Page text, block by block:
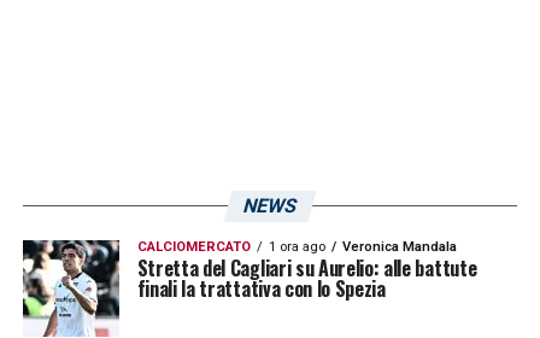
NEWS
CALCIOMERCATO 1 ora ago Veronica Mandala
Stretta del Cagliari su Aurelio: alle battute
finali la trattativa con lo Spezia